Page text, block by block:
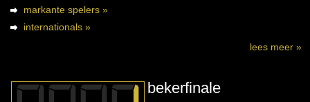
markante spelers »
internationals »
lees meer »
bekerfinale